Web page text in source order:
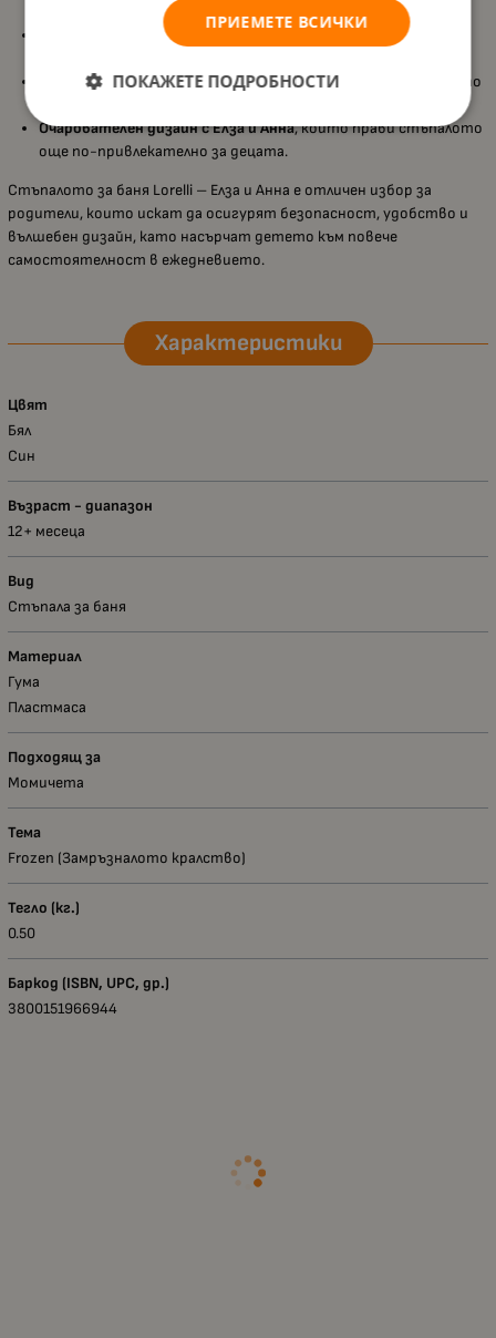
висококачествена и безопасна пластмаса
Подходящо за банята или други помещения, където детето
Очарователен дизайн с Елза и Анна, който прави стъпалото
още по-привлекателно за децата.
Стъпалото за баня Lorelli – Елза и Анна е отличен избор за
родители, които искат да осигурят безопасност, удобство и
вълшебен дизайн, като насърчат детето към повече
самостоятелност в ежедневието.
Характеристики
Цвят
Бял
Син
Възраст - диапазон
12+ месеца
Вид
Стъпала за баня
Материал
Гума
Пластмаса
Подходящ за
Момичета
Тема
Frozen (Замръзналото кралство)
Тегло (кг.)
0.50
Баркод (ISBN, UPC, др.)
3800151966944
ПРИЕМЕТЕ ВСИЧКИ
ПОКАЖЕТЕ ПОДРОБНОСТИ